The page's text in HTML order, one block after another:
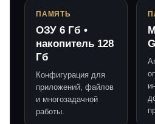
ПАМЯТЬ
ОЗУ 6 Гб •
накопитель 128
Гб
Конфигурация для
приложений, файлов
и многозадачной
работы.